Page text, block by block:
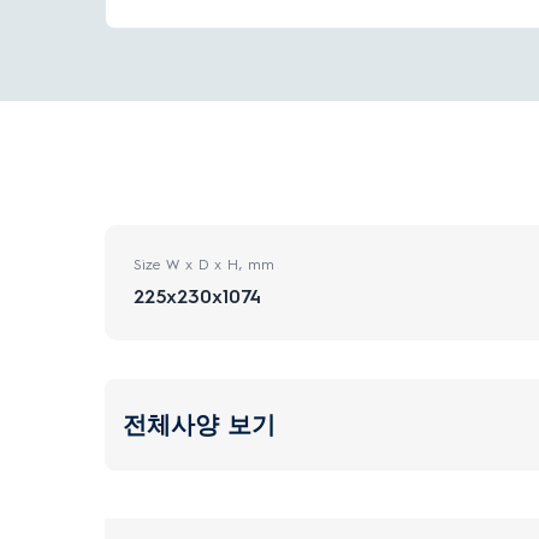
Size W x D x H, mm
225x230x1074
전체사양 보기